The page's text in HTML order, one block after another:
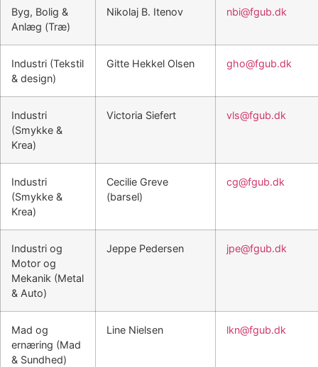
Byg, Bolig &
Anlæg (Træ)
Nikolaj B. Itenov nbi@fgub.dk
Industri (Tekstil
& design)
Gitte Hekkel Olsen gho@fgub.dk
Industri
(Smykke &
Krea)
Victoria Siefert vls@fgub.dk
Industri
(Smykke &
Krea)
Cecilie Greve
(barsel)
cg@fgub.dk
Industri og
Motor og
Mekanik (Metal
& Auto)
Jeppe Pedersen jpe@fgub.dk
Mad og
ernæring (Mad
& Sundhed)
Line Nielsen lkn@fgub.dk